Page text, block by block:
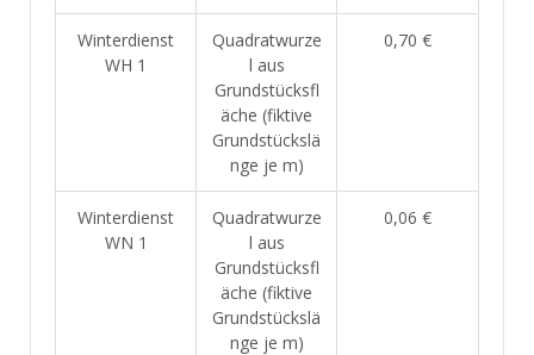
Winterdienst
WH 1
Quadratwurze
l aus
Grundstücksfl
äche (fiktive
Grundstückslä
nge je m)
0,70 €
Winterdienst
WN 1
Quadratwurze
l aus
Grundstücksfl
äche (fiktive
Grundstückslä
nge je m)
0,06 €